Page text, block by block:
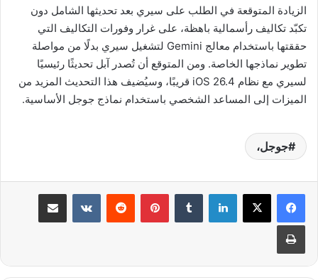
الزيادة المتوقعة في الطلب على سيري بعد تحديثها الشامل دون
تكبّد تكاليف رأسمالية باهظة، على غرار وفورات التكاليف التي
حققتها باستخدام معالج Gemini لتشغيل سيري بدلًا من مواصلة
تطوير نماذجها الخاصة. ومن المتوقع أن تُصدر آبل تحديثًا رئيسيًا
لسيري مع نظام iOS 26.4 قريبًا، وسيُضيف هذا التحديث المزيد من
الميزات إلى المساعد الشخصي باستخدام نماذج جوجل الأساسية.
جوجل،
لينكدإن بينتيريست مشاركة عبر البريد
طباعة